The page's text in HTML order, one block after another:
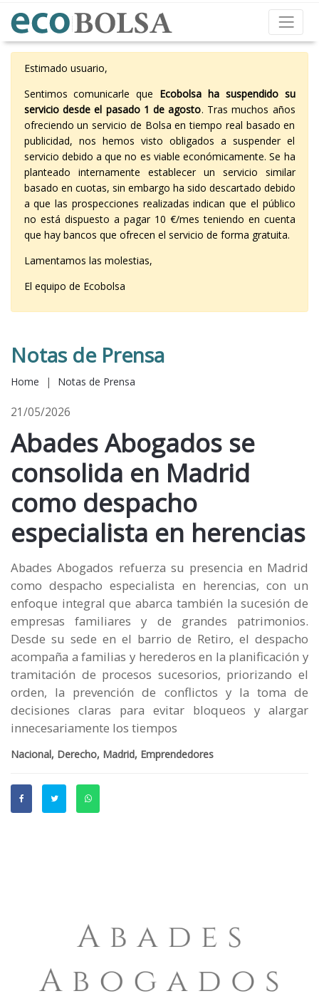
Estimado usuario,
Sentimos comunicarle que Ecobolsa ha suspendido su
servicio desde el pasado 1 de agosto. Tras muchos años
ofreciendo un servicio de Bolsa en tiempo real basado en
publicidad, nos hemos visto obligados a suspender el
servicio debido a que no es viable económicamente. Se ha
planteado internamente establecer un servicio similar
basado en cuotas, sin embargo ha sido descartado debido
a que las prospecciones realizadas indican que el público
no está dispuesto a pagar 10 €/mes teniendo en cuenta
que hay bancos que ofrecen el servicio de forma gratuita.
Lamentamos las molestias,
El equipo de Ecobolsa
Notas de Prensa
Home | Notas de Prensa
21/05/2026
Abades Abogados se
consolida en Madrid
como despacho
especialista en herencias
Abades Abogados refuerza su presencia en Madrid
como despacho especialista en herencias, con un
enfoque integral que abarca también la sucesión de
empresas familiares y de grandes patrimonios.
Desde su sede en el barrio de Retiro, el despacho
acompaña a familias y herederos en la planificación y
tramitación de procesos sucesorios, priorizando el
orden, la prevención de conflictos y la toma de
decisiones claras para evitar bloqueos y alargar
innecesariamente los tiempos
Nacional, Derecho, Madrid, Emprendedores